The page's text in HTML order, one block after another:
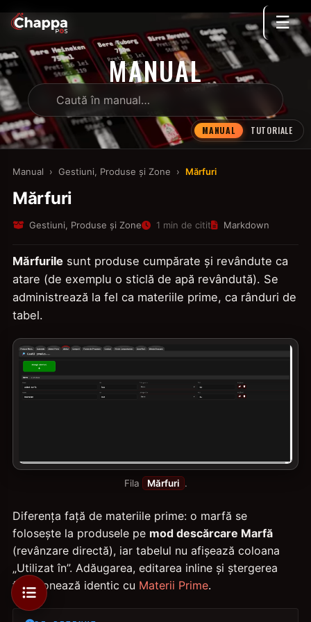
☰
MANUAL
MANUAL TUTORIALE
Manual › Gestiuni, Produse și Zone › Mărfuri
Mărfuri
Gestiuni, Produse și Zone 1 min de citit Markdown
Mărfurile sunt produse cumpărate și revândute ca
atare (de exemplu o sticlă de apă revândută). Se
administrează la fel ca materiile prime, ca rânduri de
tabel.
Fila Mărfuri .
Diferența față de materiile prime: o marfă se
folosește la produsele pe mod descărcare Marfă
(revânzare directă), iar tabelul nu afișează coloana
„Utilizat în”. Adăugarea, editarea inline și ștergerea
funcționează identic cu Materii Prime.